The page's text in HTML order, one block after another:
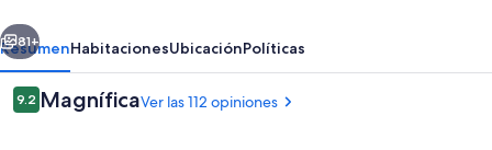
Siguiente
81+
ResumenHabitacionesUbicaciónPolíticas
Opiniones
9.29.2 de 10,
MagníficaVer las 112 opiniones